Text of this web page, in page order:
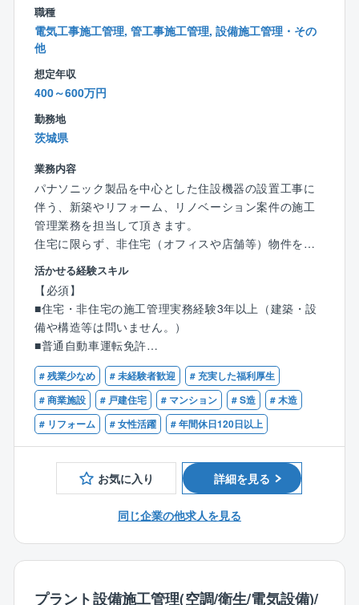
◆全国18支社で、Uターン採用。キャリア入社比率
は、30～60%。
北海道、東北、新潟、西関東、茨城、北関東、千葉、
丸の内、横浜、静岡、中部、長野、金沢、関西、京
都、中国、岡山、九州の各支社が主体となって支社配
属を前提に採用し、その土地に根付いて働けます。な
半数を越えており、また、同社の風土もあって、キャ
リア入社者は定着率も大変よく、長く活躍していま
す。
おける自動制御設備の新築・リニューアル工事の施工
管理を担っていただくプロフェッショナルを募集しま
す！
職種
電気工事施工管理, 管工事施工管理, 設備施工管理・その
他
想定年収
400～600万円
勤務地
茨城県
業務内容
パナソニック製品を中心とした住設機器の設置工事に
伴う、新築やリフォーム、リノベーション案件の施工
管理業務を担当して頂きます。
住宅に限らず、非住宅（オフィスや店舗等）物件を担
当頂く事がございます。
主に空調の設備の施工監理をお任せしますが、一部外
壁工事や防音工事もございます。
【具体的には】
■工程管理・納期管理
■協力会社指導、育成
■安全管理・指導
■アフターメンテナンス
【詳細】
■担当案件：月10件程度の案件を担当頂きます。
非住宅・大型物件など適性に応じて対応頂きます。
■配属はリノベーション、ハウスメーカー、特建のチー
活かせる経験スキル
【必須】
■住宅・非住宅の施工管理実務経験3年以上（建築・設
備や構造等は問いません。）
■普通自動車運転免許
【歓迎】
■2級管工事施工管理技士以上
■2級建築施工管理技士以上
■2級電気施工管理技士以上
# 残業少なめ # 未経験者歓迎
# 充実した福利厚生
# 商業施設
# 戸建住宅 # マンション # S造
# 木造
# リフォーム
# 女性活躍 # 年間休日120日以上
お気に入り 詳細を見る
同じ企業の他求人を見る
プラント設備施工管理(空調/衛生/電気設備)/